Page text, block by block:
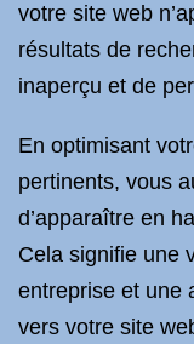
votre site web
résultats de
inaperçu et de
En optimisant
pertinents, vous
d’apparaître en
Cela signifie une
entreprise et une
vers votre site